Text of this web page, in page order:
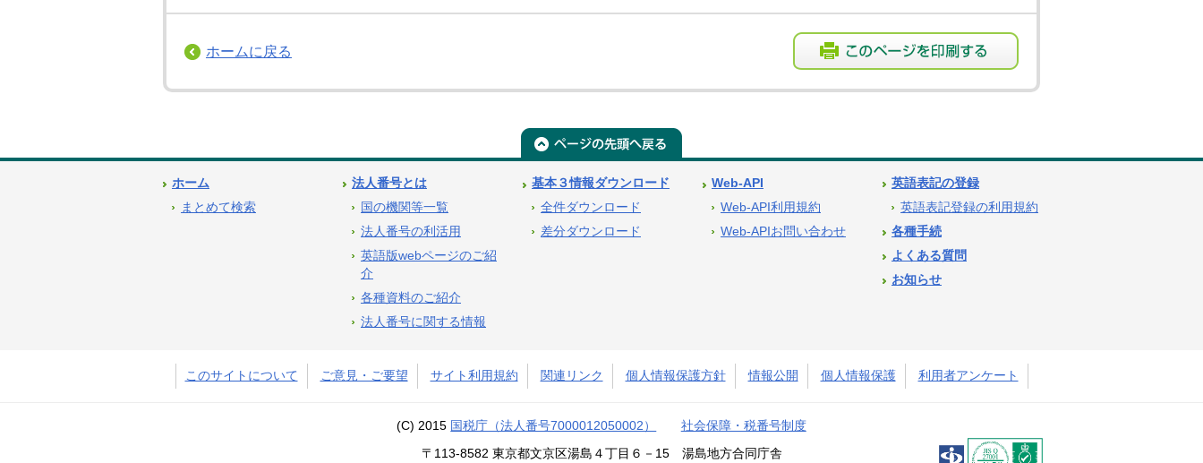
ホームに戻る
ホーム
まとめて検索
法人番号とは
国の機関等一覧
法人番号の利活用
英語版webページのご紹
介
各種資料のご紹介
法人番号に関する情報
基本３情報ダウンロード
全件ダウンロード
差分ダウンロード
Web-API
Web-API利用規約
Web-APIお問い合わせ
英語表記の登録
英語表記登録の利用規約
各種手続
よくある質問
お知らせ
このサイトについて ご意見・ご要望 サイト利用規約 関連リンク 個人情報保護方針 情報公開 個人情報保護 利用者アンケート
(C) 2015 国税庁（法人番号7000012050002） 社会保障・税番号制度
〒113-8582 東京都文京区湯島４丁目６－15 湯島地方合同庁舎